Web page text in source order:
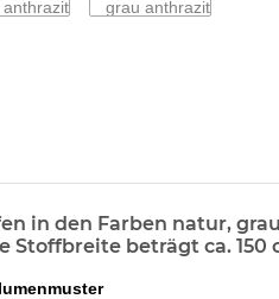
in den Farben natur,
Stoffbreite beträgt ca.